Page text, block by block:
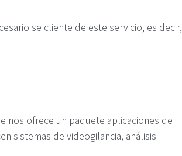
se cliente de este servicio, es decir,
nos ofrece un paquete aplicaciones de
sistemas de videogilancia, análisis